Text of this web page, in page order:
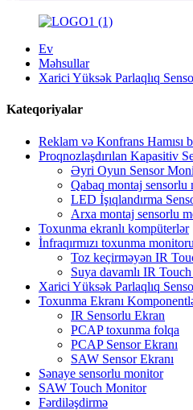
Ev
Məhsullar
Xarici Yüksək Parlaqlıq
Kateqoriyalar
Reklam və Konfrans Hamısı
Proqnozlaşdırılan Kapasitiv
Əyri Oyun Sensor
Qabaq montaj sensorlu
LED İşıqlandırma
Arxa montaj sensorlu
Toxunma ekranlı kompüterlər
İnfraqırmızı toxunma monitoru
Toz keçirməyən IR
Suya davamlı IR
Xarici Yüksək Parlaqlıq
Toxunma Ekranı
IR Sensorlu Ekran
PCAP toxunma folqa
PCAP Sensor Ekranı
SAW Sensor Ekranı
Sənaye sensorlu monitor
SAW Touch Monitor
Fərdiləşdirmə